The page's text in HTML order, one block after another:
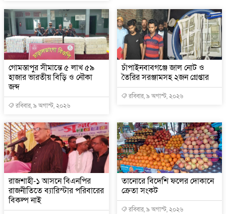
গোমস্তাপুর সীমান্তে ৫ লাখ ৫৯
হাজার ভারতীয় বিড়ি ও নৌকা
জব্দ
রবিবার, ৯ অগাস্ট, ২০২৬
চাঁপাইনবাবগঞ্জে জাল নোট ও
তৈরির সরঞ্জামসহ ২জন গ্রেপ্তার
রবিবার, ৯ অগাস্ট, ২০২৬
রাজশাহী-১ আসনে বিএনপির
রাজনীতিতে ব্যারিস্টার পরিবারের
বিকল্প নাই
তানোরে বিদেশি ফলের দোকানে
ক্রেতা সংকট
রবিবার, ৯ অগাস্ট, ২০২৬